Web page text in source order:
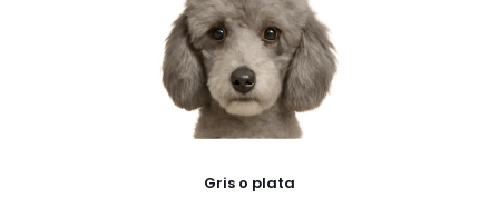
Gris o plata